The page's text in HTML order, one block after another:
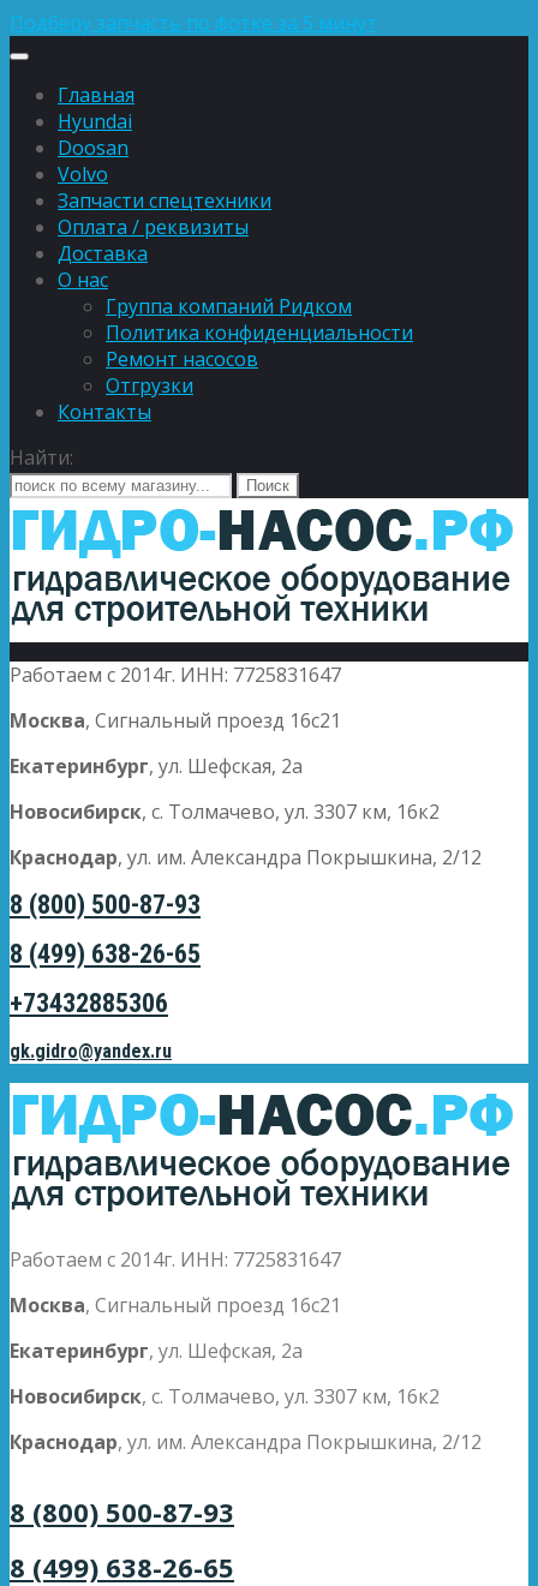
Подберу запчасть по фотке за 5 минут
Главная
Hyundai
Doosan
Volvo
Запчасти спецтехники
Оплата / реквизиты
Доставка
О нас
Группа компаний Ридком
Политика конфиденциальности
Ремонт насосов
Отгрузки
Контакты
Найти:
Работаем с 2014г. ИНН: 7725831647
Москва, Сигнальный проезд 16с21
Екатеринбург, ул. Шефская, 2а
Новосибирск, с. Толмачево, ул. 3307 км, 16к2
Краснодар, ул. им. Александра Покрышкина, 2/12
8 (800) 500-87-93
8 (499) 638-26-65
+73432885306
gk.gidro@yandex.ru
Работаем с 2014г. ИНН: 7725831647
Москва, Сигнальный проезд 16с21
Екатеринбург, ул. Шефская, 2а
Новосибирск, с. Толмачево, ул. 3307 км, 16к2
Краснодар, ул. им. Александра Покрышкина, 2/12
8 (800) 500-87-93
8 (499) 638-26-65